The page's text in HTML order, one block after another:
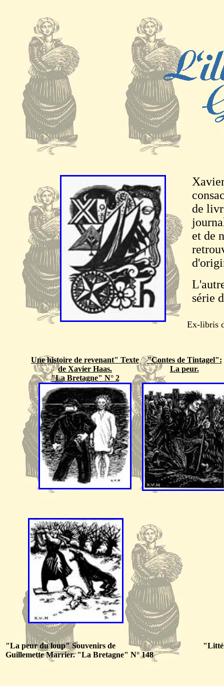
de
et de
série
Ex-libris
Une histoire de revenant" Texte
de Xavier Haas.
"La Bretagne" N° 2
"Contes de Tintagel":
La peur.
"La peur du loup" Souvenirs de
Guillemette Marrier. "La Bretagne" N° 148